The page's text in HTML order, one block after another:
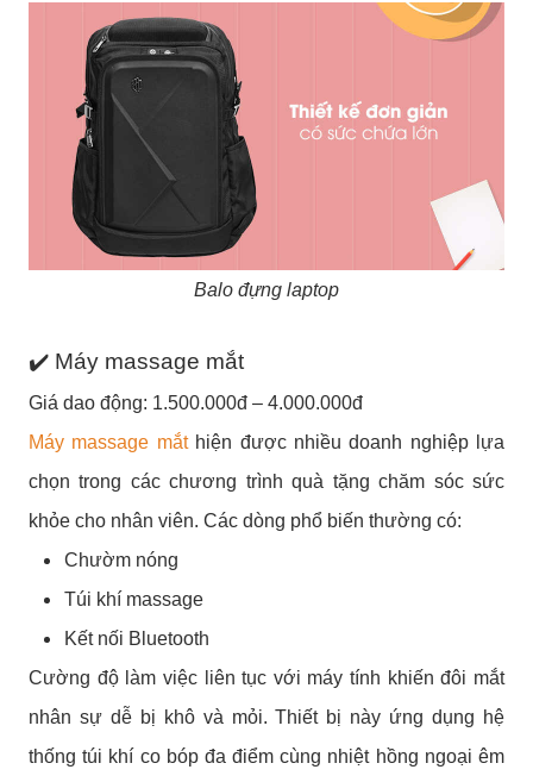
Balo đựng laptop
✔️ Máy massage mắt
Giá dao động: 1.500.000đ – 4.000.000đ
Máy massage mắthiện được nhiều doanh nghiệp lựa
chọn trong các chương trình quà tặng chăm sóc sức
khỏe cho nhân viên. Các dòng phổ biến thường có:
Chườm nóng
Túi khí massage
Kết nối Bluetooth
Cường độ làm việc liên tục với máy tính khiến đôi mắt
nhân sự dễ bị khô và mỏi. Thiết bị này ứng dụng hệ
thống túi khí co bóp đa điểm cùng nhiệt hồng ngoại êm